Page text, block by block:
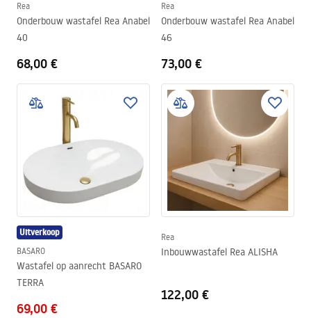
Rea
Onderbouw wastafel Rea Anabel
40
68,00 €
Rea
Onderbouw wastafel Rea Anabel
46
73,00 €
Uitverkoop
BASARO
Wastafel op aanrecht BASARO
TERRA
69,00 €
Rea
Inbouwwastafel Rea ALISHA
122,00 €